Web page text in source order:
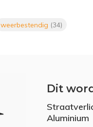
weerbestendig (34)
Dit
Aluminium